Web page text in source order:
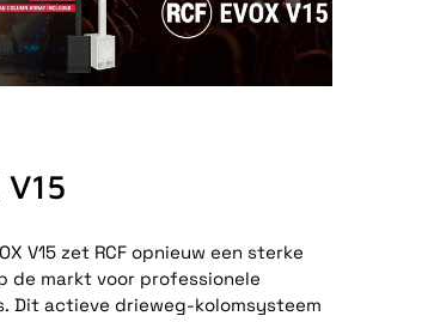
V15
V15 zet RCF opnieuw een sterke
de markt voor professionele
Dit actieve drieweg-kolomsysteem